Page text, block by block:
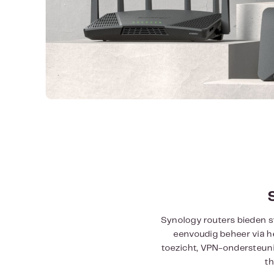
Synology routers bieden
eenvoudig beheer via
toezicht, VPN-